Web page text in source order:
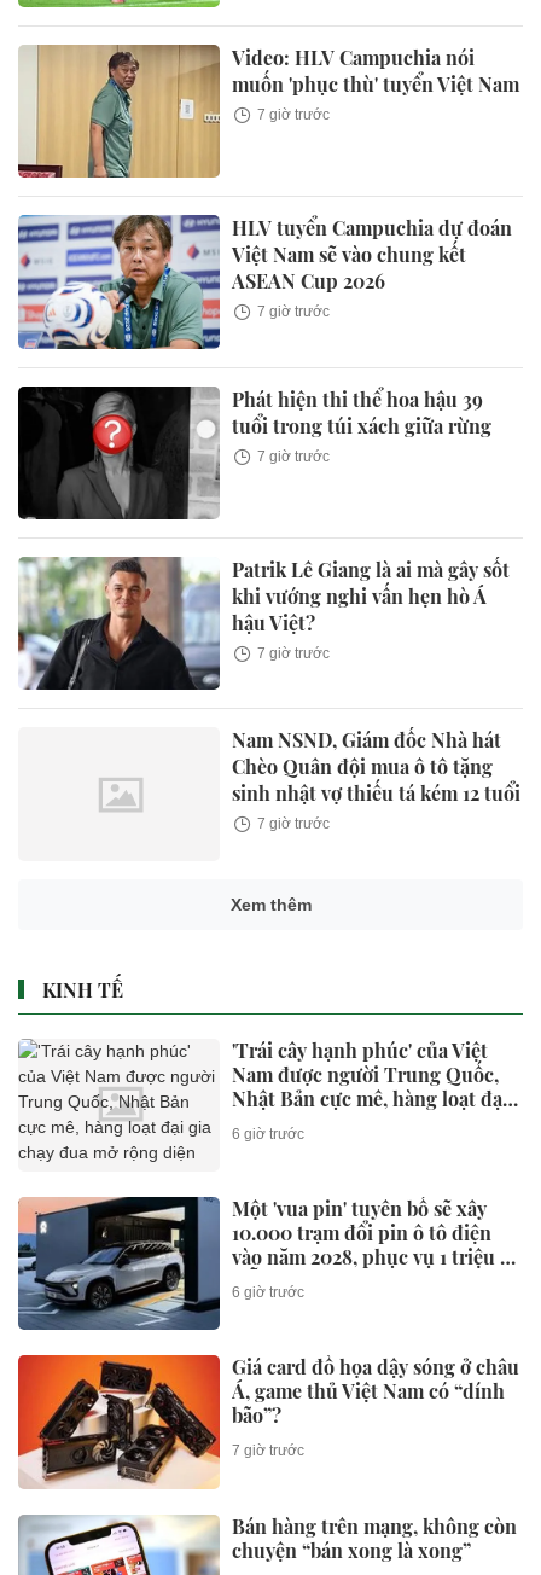
Video: HLV Campuchia nói
muốn 'phục thù' tuyển Việt Nam
7 giờ trước
HLV tuyển Campuchia dự đoán
Việt Nam sẽ vào chung kết
ASEAN Cup 2026
7 giờ trước
Phát hiện thi thể hoa hậu 39
tuổi trong túi xách giữa rừng
7 giờ trước
Patrik Lê Giang là ai mà gây sốt
khi vướng nghi vấn hẹn hò Á
hậu Việt?
7 giờ trước
Nam NSND, Giám đốc Nhà hát
Chèo Quân đội mua ô tô tặng
sinh nhật vợ thiếu tá kém 12 tuổi
7 giờ trước
Xem thêm
KINH TẾ
'Trái cây hạnh phúc' của Việt
Nam được người Trung Quốc,
Nhật Bản cực mê, hàng loạt đại
gia chạy đua mở rộng diện tích
6 giờ trước
Một 'vua pin' tuyên bố sẽ xây
10.000 trạm đổi pin ô tô điện
vào năm 2028, phục vụ 1 triệu xe
mỗi ngày chỉ với 3 phút
6 giờ trước
Giá card đồ họa dậy sóng ở châu
Á, game thủ Việt Nam có “dính
bão”?
7 giờ trước
Bán hàng trên mạng, không còn
chuyện “bán xong là xong”